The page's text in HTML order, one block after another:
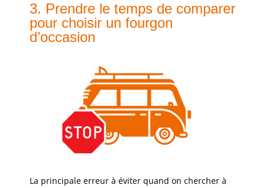
3. Prendre le temps de comparer
pour choisir un fourgon
d’occasion
La principale erreur à éviter quand on chercher à